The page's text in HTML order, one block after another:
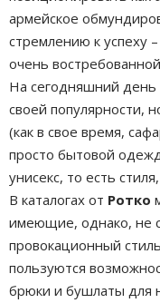
армейское
стремлению к успеху –
очень
На сегодняшний день
своей популярности,
(как в свое время,
просто бытовой
унисекс, то есть
В каталогах от Ротко
имеющие, однако, не
провокационный
пользуются
брюки и бушлаты для